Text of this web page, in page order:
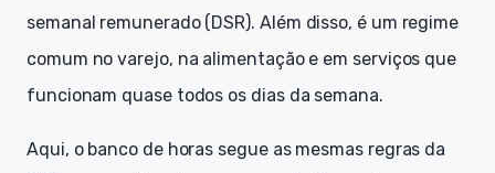
semanal remunerado (DSR). Além disso, é um regime
comum no varejo, na alimentação e em serviços que
funcionam quase todos os dias da semana.
Aqui, o banco de horas segue as mesmas regras da